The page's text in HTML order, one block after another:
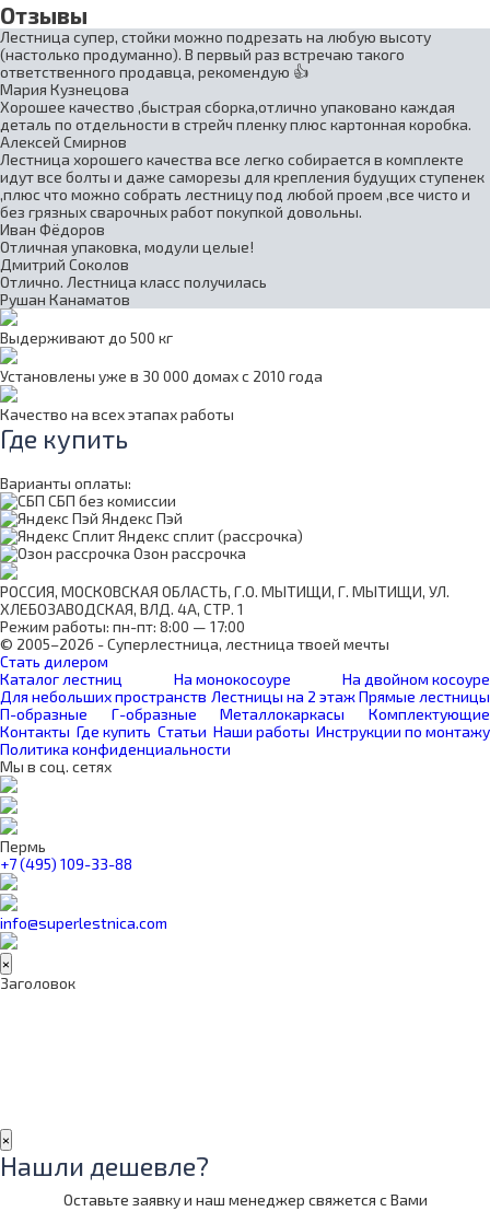
Отзывы
Лестница супер, стойки можно подрезать на любую высоту
(настолько продуманно). В первый раз встречаю такого
ответственного продавца, рекомендую 👍
Мария Кузнецова
Хорошее качество ,быстрая сборка,отлично упаковано каждая
деталь по отдельности в стрейч пленку плюс картонная коробка.
Алексей Смирнов
Лестница хорошего качества все легко собирается в комплекте
идут все болты и даже саморезы для крепления будущих ступенек
,плюс что можно собрать лестницу под любой проем ,все чисто и
без грязных сварочных работ покупкой довольны.
Иван Фёдоров
Отличная упаковка, модули целые!
Дмитрий Соколов
Отлично. Лестница класс получилась
Рушан Канаматов
Выдерживают до 500 кг
Установлены уже в 30 000 домах с 2010 года
Качество на всех этапах работы
Где купить
Варианты оплаты:
СБП без комиссии
Яндекс Пэй
Яндекс сплит (рассрочка)
Озон рассрочка
РОССИЯ, МОСКОВСКАЯ ОБЛАСТЬ, Г.О. МЫТИЩИ, Г. МЫТИЩИ, УЛ.
ХЛЕБОЗАВОДСКАЯ, ВЛД. 4А, СТР. 1
Режим работы: пн-пт: 8:00 — 17:00
© 2005–2026 - Суперлестница, лестница твоей мечты
Стать дилером
Каталог лестниц
На монокосоуре
На двойном косоуре
Для небольших пространств Лестницы на 2 этаж Прямые лестницы
П-образные
Г-образные Металлокаркасы
Комплектующие
Контакты Где купить Статьи Наши работы Инструкции по монтажу
Политика конфиденциальности
Мы в соц. сетях
Пермь
+7 (495) 109-33-88
info@superlestnica.com
×
Заголовок
×
Нашли дешевле?
Оставьте заявку и наш менеджер свяжется с Вами